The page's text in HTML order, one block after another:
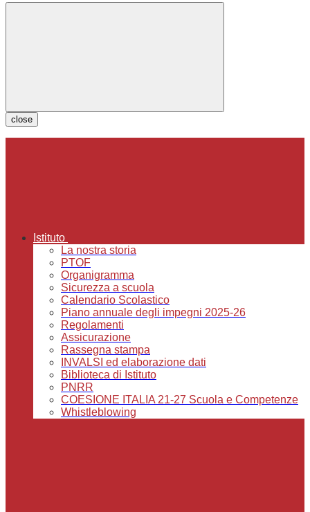
close
Istituto
La nostra storia
PTOF
Organigramma
Sicurezza a scuola
Calendario Scolastico
Piano annuale degli impegni 2025-26
Regolamenti
Assicurazione
Rassegna stampa
INVALSI ed elaborazione dati
Biblioteca di Istituto
PNRR
COESIONE ITALIA 21-27 Scuola e Competenze
Whistleblowing